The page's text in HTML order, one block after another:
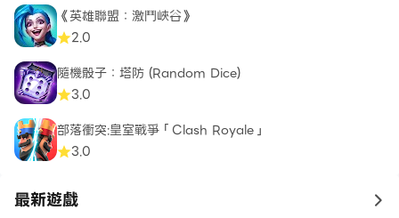
《英雄聯盟：激鬥峽谷》
2.0
隨機骰子：塔防 (Random Dice)
3.0
部落衝突:皇室戰爭「Clash Royale」
3.0
最新遊戲 to